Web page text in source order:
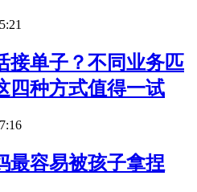
接单子？不同业务匹
四种方式值得一试
最容易被孩子拿捏